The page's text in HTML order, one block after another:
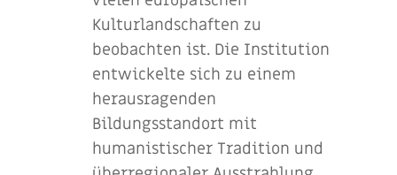
Kulturlandschaften zu
beobachten ist. Die Institution
entwickelte sich zu einem
herausragenden
Bildungsstandort mit
humanistischer Tradition und